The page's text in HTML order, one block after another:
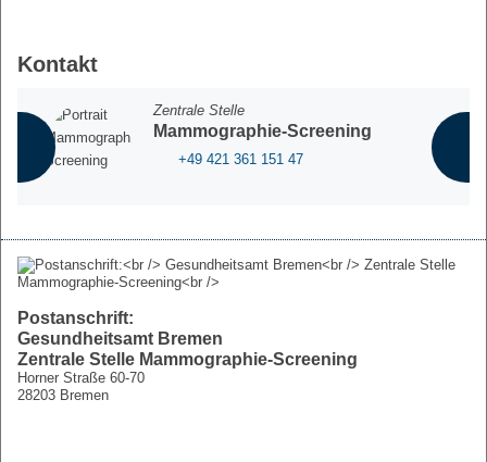
Kontakt
Zentrale Stelle
Mammographie-Screening
+49 421 361 151 47
Postanschrift:
Gesundheitsamt Bremen
Zentrale Stelle Mammographie-Screening
Horner Straße 60-70
28203 Bremen